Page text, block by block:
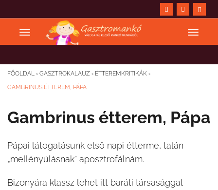
FŐOLDAL › GASZTROKALAUZ › ÉTTEREMKRITIKÁK ›
GAMBRINUS ÉTTEREM, PÁPA
Gambrinus étterem, Pápa
Pápai látogatásunk első napi étterme, talán
„mellényúlásnak” aposztrofálnám.
Bizonyára klassz lehet itt baráti társasággal